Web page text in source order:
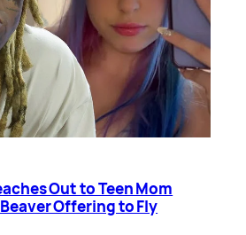
Out to Teen Mom
Offering to Fly